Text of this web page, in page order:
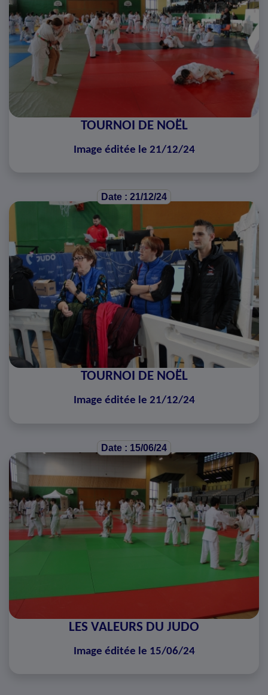
TOURNOI DE NOËL
Image éditée le 21/12/24
Date : 21/12/24
TOURNOI DE NOËL
Image éditée le 21/12/24
Date : 15/06/24
LES VALEURS DU JUDO
Image éditée le 15/06/24